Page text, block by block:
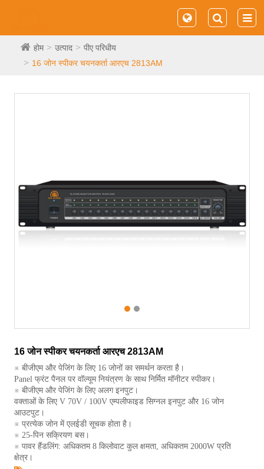
होम उत्पाद
पीए परिधीय
16 जोन स्पीकर चयनकर्ता आरएच 2813AM
16 जोन स्पीकर चयनकर्ता आरएच 2813AM
※ बीजीएम और पेजिंग के लिए 16 जोनों का समर्थन करता है।
Panel फ्रंट पैनल पर वॉल्यूम नियंत्रण के साथ निर्मित मॉनीटर स्पीकर।
※ बीजीएम और पेजिंग के लिए अलग इनपुट।
वक्ताओं के लिए V 70V / 100V एम्पलीफाइड सिग्नल इनपुट और 16 जोन
आउटपुट।
※ प्रत्येक जोन में एलईडी सूचक होता है।
※ 25-पिन सक्रियण बस।
※ पावर हैंडलिंग: अधिकतम 8 किलोवाट कुल क्षमता, अधिकतम 2000W प्रति
क्षेत्र।